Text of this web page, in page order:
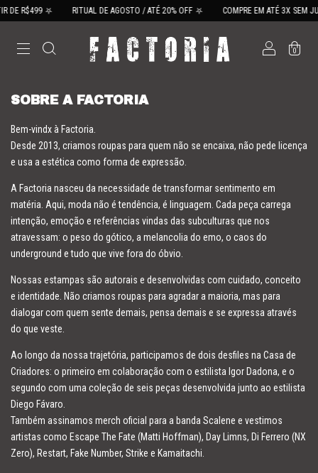
DE R$499 ⛧ RITUAL DE AGOSTO / ATÉ 20% OFF ⛧ COMPRE EM ATÉ 3X SEM
0
SOBRE A FACTORIA
Bem-vindx à Factoria.
Desde 2013, criamos roupas para quem não se encaixa, não pede licença
e usa a estética como forma de expressão.
A Factoria nasceu da necessidade de transformar sentimento em
matéria. Aqui, moda não é tendência, é linguagem. Cada peça carrega
intenção, emoção e referências vindas das subculturas que nos
atravessam: o peso do gótico, a melancolia do emo, o caos do
underground e tudo que vive fora do óbvio.
Nossas estampas são autorais e desenvolvidas com cuidado, conceito
e identidade. Não criamos roupas para agradar a maioria, mas para
dialogar com quem sente demais, pensa demais e se expressa através
do que veste.
Ao longo da nossa trajetória, participamos de dois desfiles na Casa de
Criadores: o primeiro em colaboração com o estilista Igor Dadona, e o
segundo com uma coleção de seis peças desenvolvida junto ao estilista
Diego Fávaro.
Também assinamos merch oficial para a banda Scalene e vestimos
artistas como Escape The Fate (Matti Hoffman), Day Limns, Di Ferrero (NX
Zero), Restart, Fake Number, Strike e Kamaitachi.